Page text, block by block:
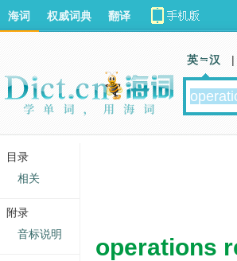
operations
海词 权威词典 翻译
英 汉 |
目录
相关
附录
音标说明